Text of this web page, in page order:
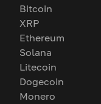
Bitcoin
XRP
Ethereum
Solana
Litecoin
Dogecoin
Monero